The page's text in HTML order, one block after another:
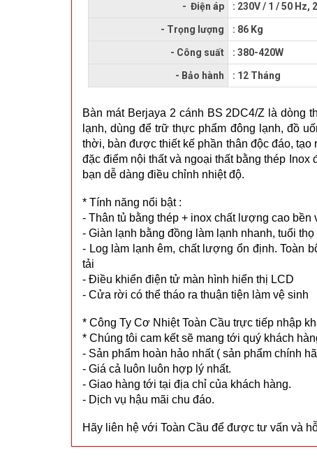
- Điện áp : 230V / 1 / 50 Hz,
- Trọng lượng : 86 Kg
- Công suất : 380-420W
- Bảo hành : 12 Tháng
Bàn mát Berjaya 2 cánh BS 2DC4/Z là dòng
lạnh, dùng để trữ thực phẩm đông lạnh, đồ
thời, bàn được thiết kế phần thân độc đáo,
đặc điểm nội thất và ngoại thất bằng thép
bạn dễ dàng điều chỉnh nhiệt độ.
* Tính năng nổi bật :
- Thân tủ bằng thép + inox chất lượng cao bền
- Giàn lạnh bằng đồng làm lạnh nhanh, tuổi thọ
- Log làm lạnh êm, chất lượng ổn định. Toàn
tải
- Điều khiển điện tử màn hình hiển thị LCD
- Cửa rời có thể tháo ra thuận tiện làm vệ sinh
* Công Ty Cơ Nhiệt Toàn Cầu trực tiếp nhập
* Chúng tôi cam kết sẽ mang tới quý khách
- Sản phẩm hoàn hảo nhất ( sản phẩm chính
- Giá cả luôn luôn hợp lý nhất.
- Giao hàng tới tại địa chỉ của khách hàng.
- Dịch vụ hậu mãi chu đáo.
Hãy liên hệ với Toàn Cầu để được tư vấn và